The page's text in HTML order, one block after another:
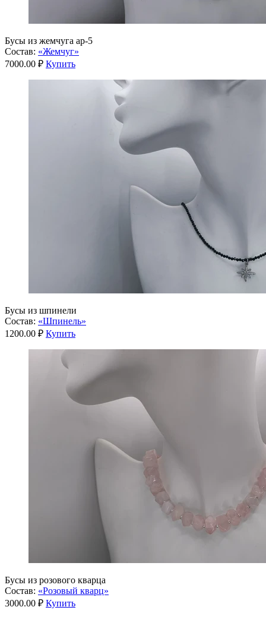
Бусы из жемчуга ар-5
Состав: «Жемчуг»
7000.00 ₽ Купить
Бусы из шпинели
Состав: «Шпинель»
1200.00 ₽ Купить
Бусы из розового кварца
Состав: «Розовый кварц»
3000.00 ₽ Купить